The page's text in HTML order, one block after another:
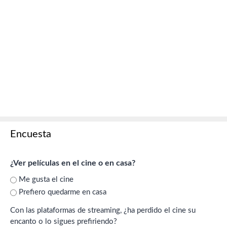
Encuesta
¿Ver películas en el cine o en casa?
Me gusta el cine
Prefiero quedarme en casa
Con las plataformas de streaming, ¿ha perdido el cine su
encanto o lo sigues prefiriendo?